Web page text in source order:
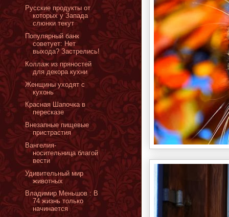
Русские продукты от
которых у Запада
слюнки текут
Популярный банк
советует: Нет
выхода? Застрелись!
Коллаж из пряностей
для декора кухни
Женщины уходят с
кухонь
Красная Шапочка в
пересказе
Внезапные пищевые
пристрастия
Вангелия-
носительница благой
вести
Удивительный мир
животных
Владимир Меньшов : В
74 жизнь только
начинается